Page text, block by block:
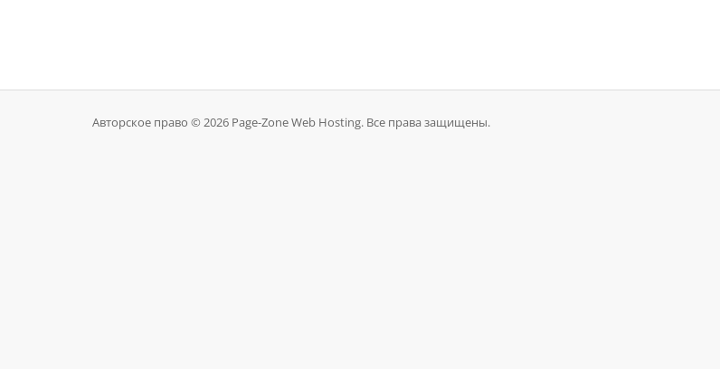
Авторское право © 2026 Page-Zone Web Hosting. Все права защищены.